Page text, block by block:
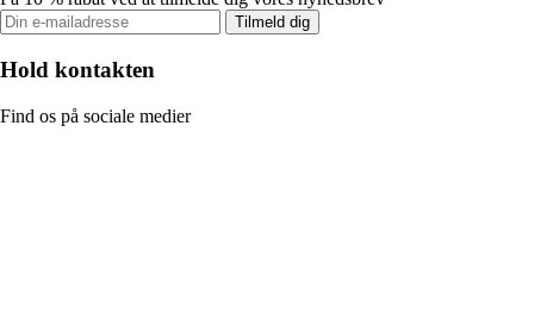
Tilmeld dig
Hold kontakten
Find os på sociale medier